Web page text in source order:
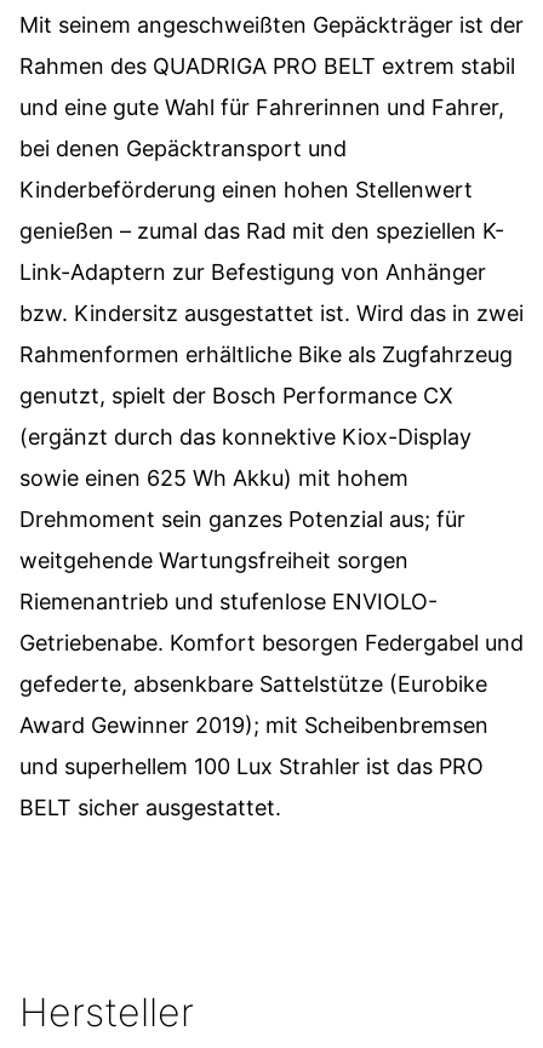
Mit seinem angeschweißten Gepäckträger ist der
Rahmen des QUADRIGA PRO BELT extrem stabil
und eine gute Wahl für Fahrerinnen und Fahrer,
bei denen Gepäcktransport und
Kinderbeförderung einen hohen Stellenwert
genießen – zumal das Rad mit den speziellen K-
Link-Adaptern zur Befestigung von Anhänger
bzw. Kindersitz ausgestattet ist. Wird das in zwei
Rahmenformen erhältliche Bike als Zugfahrzeug
genutzt, spielt der Bosch Performance CX
(ergänzt durch das konnektive Kiox-Display
sowie einen 625 Wh Akku) mit hohem
Drehmoment sein ganzes Potenzial aus; für
weitgehende Wartungsfreiheit sorgen
Riemenantrieb und stufenlose ENVIOLO-
Getriebenabe. Komfort besorgen Federgabel und
gefederte, absenkbare Sattelstütze (Eurobike
Award Gewinner 2019); mit Scheibenbremsen
und superhellem 100 Lux Strahler ist das PRO
BELT sicher ausgestattet.
Hersteller